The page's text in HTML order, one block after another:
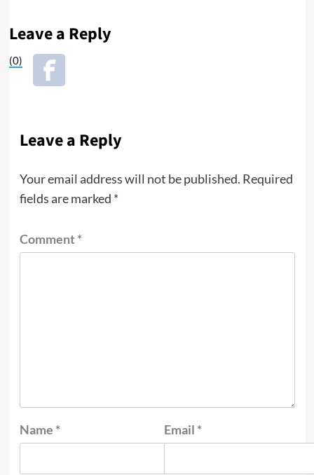
Leave a Reply
(0)
Leave a Reply
Your email address will not be published. Required
fields are marked *
Comment*
Name * Email *